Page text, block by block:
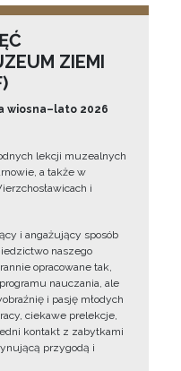
ZIEMI
wiosna–lato 2026
lekcji muzealnych
a także w
i
i angażujący sposób
naszego
opracowane tak,
nauczania, ale
i pasję młodych
ciekawe prelekcje,
kontakt z zabytkami
przygodą i